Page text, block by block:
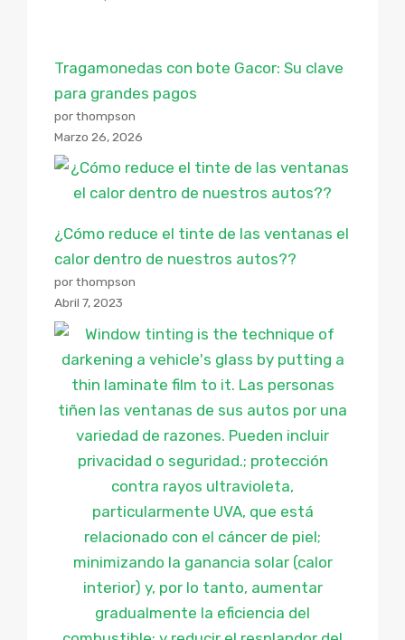
Tragamonedas con bote Gacor: Su clave
para grandes pagos
por thompson
Marzo 26, 2026
¿Cómo reduce el tinte de las ventanas el
calor dentro de nuestros autos??
por thompson
Abril 7, 2023